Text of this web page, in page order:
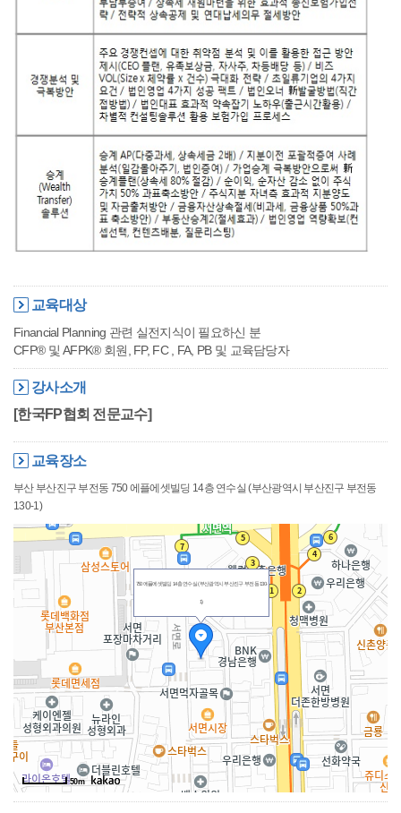
교육대상
Financial Planning 관련 실전지식이 필요하신 분
CFP® 및 AFPK® 회원, FP, FC , FA, PB 및 교육담당자
강사소개
[한국FP협회 전문교수]
교육장소
부산 부산진구 부전동 750 에플에셋빌딩 14층 연수실 (부산광역시 부산진구 부전동
130-1)
750 에플에셋빌딩 14층 연수실 (부산광역시 부산진구 부전동 130-
1)
50m